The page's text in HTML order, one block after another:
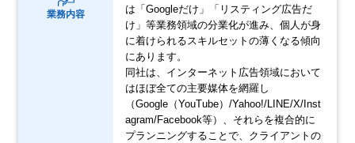
業務内容
は「Googleだけ」「リスティング広告だ
け」等業務領域の分業化が進み、個人が身
に着けられるスキルセットの薄くなる傾向
にあります。
同社は、インターネット広告領域において
はほぼ全ての主要媒体を網羅し
（Google（YouTube）/Yahoo!/LINE/X/Inst
agram/Facebook等）、それらを複合的に
プランニングすることで、クライアントの